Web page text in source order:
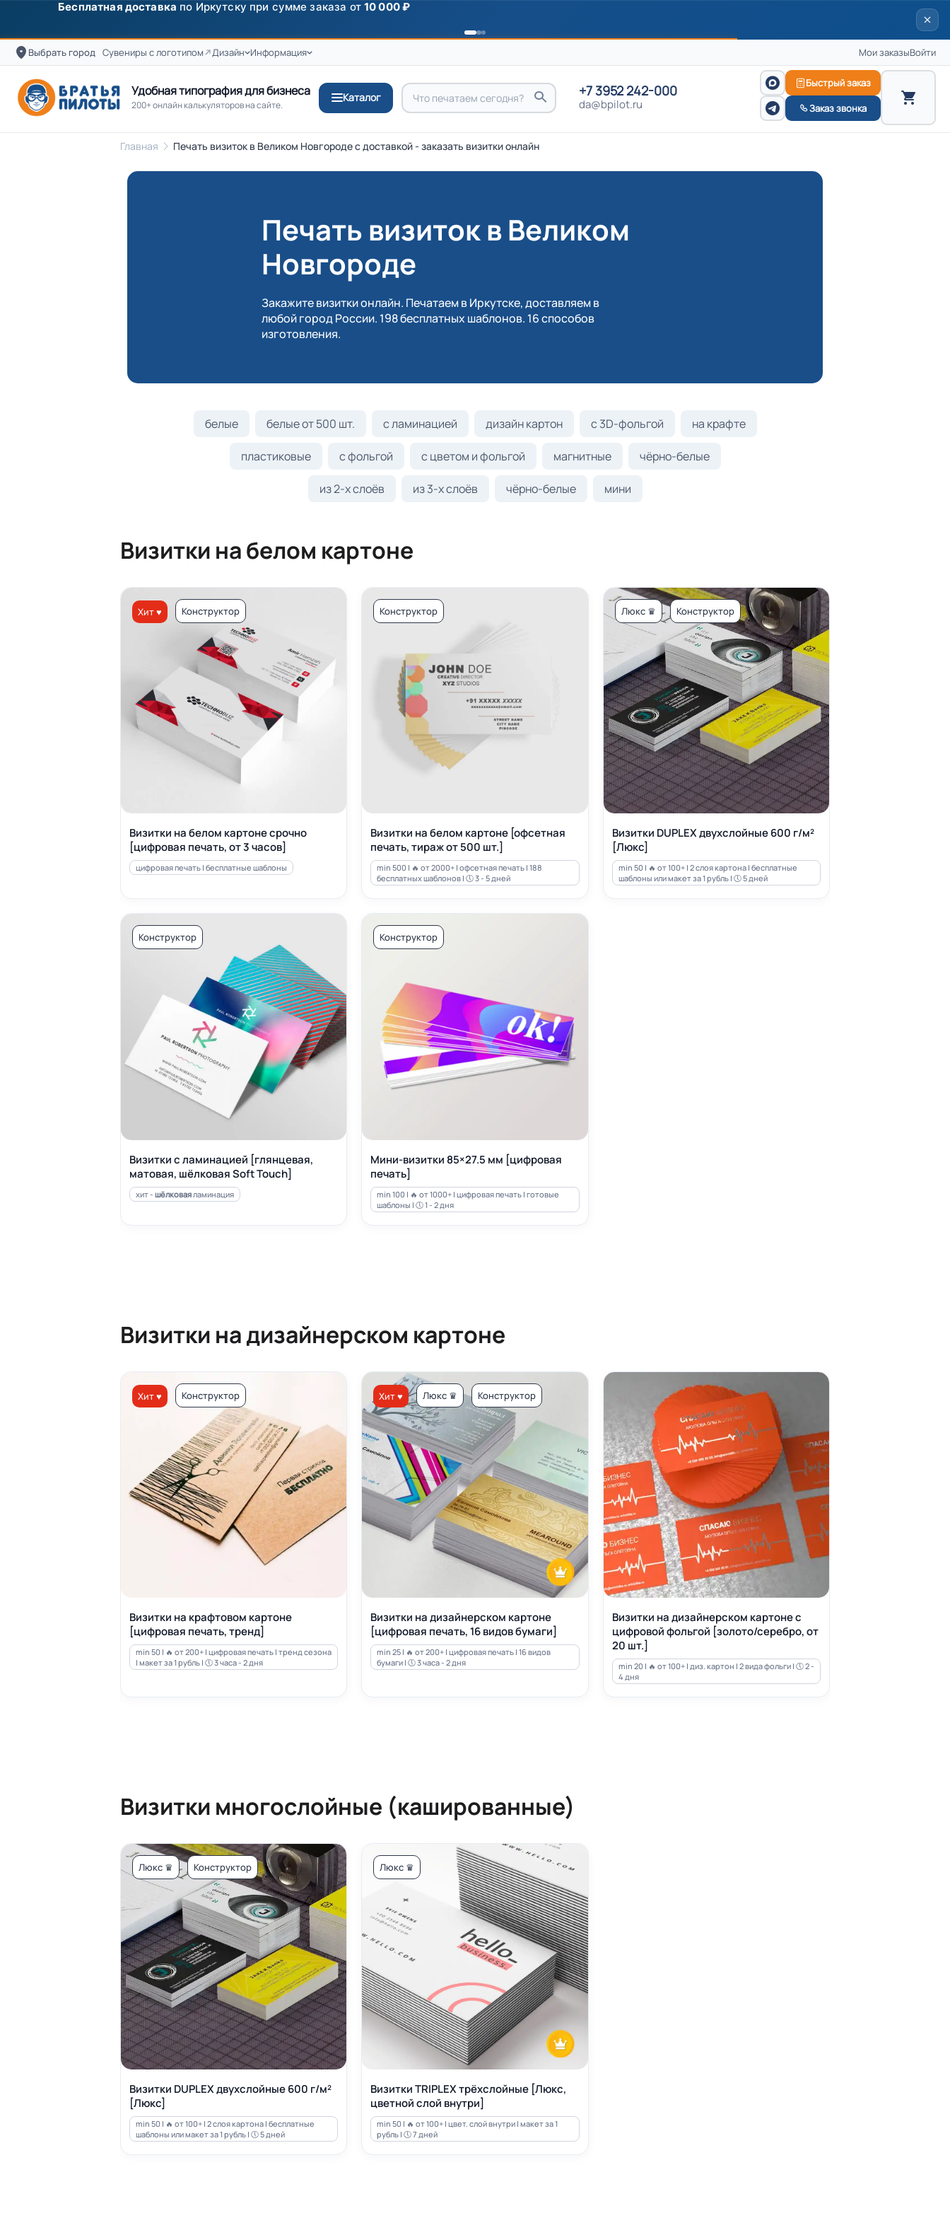
Скидка250 ₽на первый заказ от 3000 ₽ по промокоду ПРИВЕТ
Выбрать город Сувениры с логотипом Дизайн Информация Мои заказыВойти
Удобная типография для бизнеса
200+ онлайн калькуляторов на сайте.
Каталог +7 3952 242-000
da@bpilot.ru
Быстрый заказ
Заказ звонка
Главная Печать визиток в Великом Новгороде с доставкой - заказать визитки онлайн
Печать визиток в Великом
Новгороде
Закажите визитки онлайн. Печатаем в Иркутске, доставляем в
любой город России. 198 бесплатных шаблонов. 16 способов
изготовления.
белые белые от 500 шт. с ламинацией дизайн картон с 3D-фольгой на крафте
пластиковые с фольгой с цветом и фольгой магнитные чёрно-белые
из 2-х слоёв из 3-х слоёв чёрно-белые мини
Визитки на белом картоне
Хит ♥ Конструктор
Визитки на белом картоне срочно
[цифровая печать, от 3 часов]
цифровая печать | бесплатные шаблоны
Конструктор
Визитки на белом картоне [офсетная
печать, тираж от 500 шт.]
min 500 | 🔥 от 2000+ | офсетная печать | 188
бесплатных шаблонов | 🕔 3 - 5 дней
Люкс ♛ Конструктор
Визитки DUPLEX двухслойные 600 г/м²
[Люкс]
min 50 | 🔥 от 100+ | 2 слоя картона | бесплатные
шаблоны или макет за 1 рубль | 🕔 5 дней
Конструктор
Визитки с ламинацией [глянцевая,
матовая, шёлковая Soft Touch]
хит - шёлковая ламинация
Конструктор
Мини-визитки 85×27.5 мм [цифровая
печать]
min 100 | 🔥 от 1000+ | цифровая печать | готовые
шаблоны | 🕔 1 - 2 дня
Визитки на дизайнерском картоне
Хит ♥ Конструктор
Визитки на крафтовом картоне
[цифровая печать, тренд]
min 50 | 🔥 от 200+ | цифровая печать | тренд сезона
| макет за 1 рубль | 🕔 3 часа - 2 дня
Хит ♥ Люкс ♛ Конструктор
Визитки на дизайнерском картоне
[цифровая печать, 16 видов бумаги]
min 25 | 🔥 от 200+ | цифровая печать | 16 видов
бумаги | 🕔 3 часа - 2 дня
Визитки на дизайнерском картоне с
цифровой фольгой [золото/серебро, от
20 шт.]
min 20 | 🔥 от 100+ | диз. картон | 2 вида фольги | 🕔 2 -
4 дня
Визитки многослойные (кашированные)
Люкс ♛ Конструктор
Визитки DUPLEX двухслойные 600 г/м²
[Люкс]
min 50 | 🔥 от 100+ | 2 слоя картона | бесплатные
шаблоны или макет за 1 рубль | 🕔 5 дней
Люкс ♛
Визитки TRIPLEX трёхслойные [Люкс,
цветной слой внутри]
min 50 | 🔥 от 100+ | цвет. слой внутри | макет за 1
рубль | 🕔 7 дней